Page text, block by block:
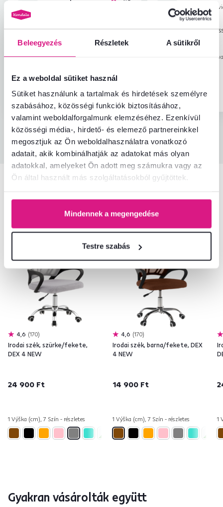
Beleegyezés Részletek A sütikről
Ez a weboldal sütiket használ
Sütiket használunk a tartalmak és hirdetések személyre
szabásához, közösségi funkciók biztosításához,
valamint weboldalforgalmunk elemzéséhez. Ezenkívül
közösségi média-, hirdető- és elemező partnereinkkel
megosztjuk az Ön weboldalhasználatra vonatkozó
adatait, akik kombinálhatják az adatokat más olyan
adatokkal, amelyeket Ön adott meg számukra vagy az
Ön által használt más szolgáltatásokból gyűjtöttek.
Mindennek a megengedése
Testre szabás
M
Másodikat vettük :)
Értékelés ugyanahhoz a modellhez, de más
kivitelben.
vásárlás
(1x)
N
4.12.2025,
Szlovákia
A szék nagyon jó,
teherbírású
Automatikusan
vásárlás
Minden értékelés
Hasonló termékek
4,6 170
Irodai szék, szürke/fekete,
DEX 4 NEW
24 900 Ft
1 Výška (cm), 7 Szín - részletes
4,6 170
Irodai szék, barna/fekete, DEX
4 NEW
14 900 Ft
1 Výška (cm), 7 Szín - részletes 1
Gyakran vásárolták együtt